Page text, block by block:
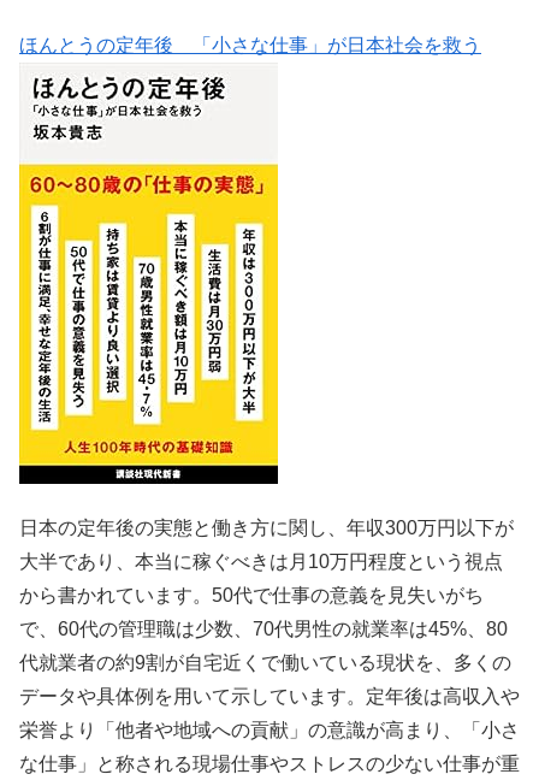
ほんとうの定年後 「小さな仕事」が日本社会を救う
日本の定年後の実態と働き方に関し、年収300万円以下が
大半であり、本当に稼ぐべきは月10万円程度という視点
から書かれています。50代で仕事の意義を見失いがち
で、60代の管理職は少数、70代男性の就業率は45%、80
代就業者の約9割が自宅近くで働いている現状を、多くの
データや具体例を用いて示しています。定年後は高収入や
栄誉より「他者や地域への貢献」の意識が高まり、「小さ
な仕事」と称される現場仕事やストレスの少ない仕事が重